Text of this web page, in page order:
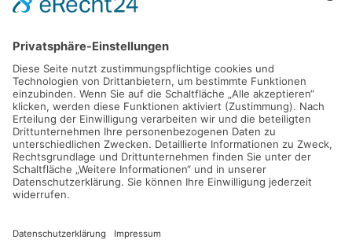
PRODUKT
Pro-feed 5.1
Preise
Shop
Kontakt
Support
Mein Konto
KONTAKT
info@verein-lse.de
+49 0173 60 87 84 3